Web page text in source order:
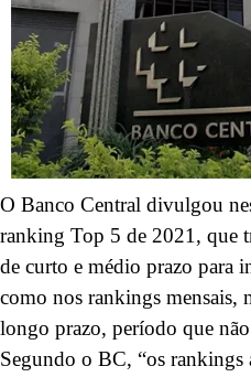
O Banco Central divulgou
ranking Top 5 de 2021, que
de curto e médio prazo para
como nos rankings mensais,
longo prazo, período que não
Segundo o BC, “os rankings